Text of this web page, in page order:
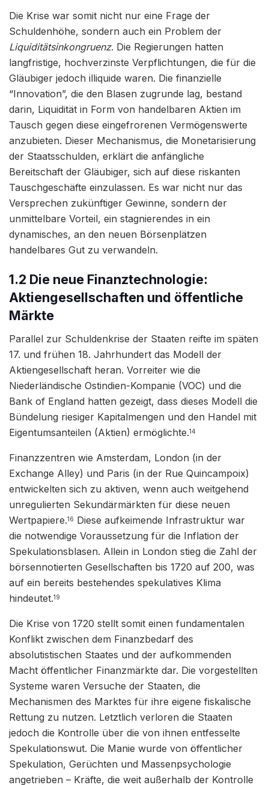
Die Krise war somit nicht nur eine Frage der
Schuldenhöhe, sondern auch ein Problem der
Liquiditätsinkongruenz. Die Regierungen hatten
langfristige, hochverzinste Verpflichtungen, die für die
Gläubiger jedoch illiquide waren. Die finanzielle
“Innovation”, die den Blasen zugrunde lag, bestand
darin, Liquidität in Form von handelbaren Aktien im
Tausch gegen diese eingefrorenen Vermögenswerte
anzubieten. Dieser Mechanismus, die Monetarisierung
der Staatsschulden, erklärt die anfängliche
Bereitschaft der Gläubiger, sich auf diese riskanten
Tauschgeschäfte einzulassen. Es war nicht nur das
Versprechen zukünftiger Gewinne, sondern der
unmittelbare Vorteil, ein stagnierendes in ein
dynamisches, an den neuen Börsenplätzen
handelbares Gut zu verwandeln.
1.2 Die neue Finanztechnologie:
Aktiengesellschaften und öffentliche
Märkte
Parallel zur Schuldenkrise der Staaten reifte im späten
17. und frühen 18. Jahrhundert das Modell der
Aktiengesellschaft heran. Vorreiter wie die
Niederländische Ostindien-Kompanie (VOC) und die
Bank of England hatten gezeigt, dass dieses Modell die
Bündelung riesiger Kapitalmengen und den Handel mit
Eigentumsanteilen (Aktien) ermöglichte.14
Finanzzentren wie Amsterdam, London (in der
Exchange Alley) und Paris (in der Rue Quincampoix)
entwickelten sich zu aktiven, wenn auch weitgehend
unregulierten Sekundärmärkten für diese neuen
Wertpapiere.16 Diese aufkeimende Infrastruktur war
die notwendige Voraussetzung für die Inflation der
Spekulationsblasen. Allein in London stieg die Zahl der
börsennotierten Gesellschaften bis 1720 auf 200, was
auf ein bereits bestehendes spekulatives Klima
hindeutet.19
Die Krise von 1720 stellt somit einen fundamentalen
Konflikt zwischen dem Finanzbedarf des
absolutistischen Staates und der aufkommenden
Macht öffentlicher Finanzmärkte dar. Die vorgestellten
Systeme waren Versuche der Staaten, die
Mechanismen des Marktes für ihre eigene fiskalische
Rettung zu nutzen. Letztlich verloren die Staaten
jedoch die Kontrolle über die von ihnen entfesselte
Spekulationswut. Die Manie wurde von öffentlicher
Spekulation, Gerüchten und Massenpsychologie
angetrieben – Kräfte, die weit außerhalb der Kontrolle